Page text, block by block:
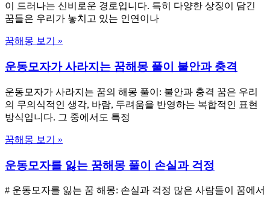
이 드러나는 신비로운 경로입니다. 특히 다양한 상징이 담긴
꿈들은 우리가 놓치고 있는 인연이나
꿈해몽 보기 »
운동모자가 사라지는 꿈해몽 풀이 불안과 충격
운동모자가 사라지는 꿈의 해몽 풀이: 불안과 충격 꿈은 우리
의 무의식적인 생각, 바람, 두려움을 반영하는 복합적인 표현
방식입니다. 그 중에서도 특정
꿈해몽 보기 »
운동모자를 잃는 꿈해몽 풀이 손실과 걱정
# 운동모자를 잃는 꿈 해몽: 손실과 걱정 많은 사람들이 꿈에서